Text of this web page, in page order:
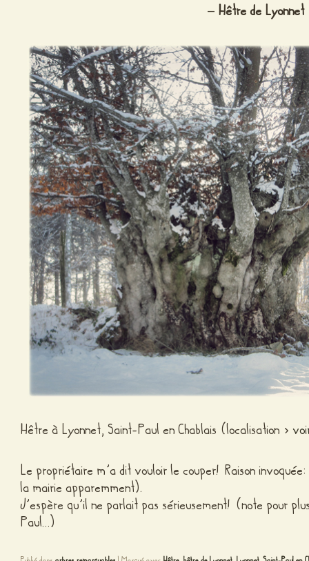
–Hêtre de Lyonnet
Hêtre à Lyonnet, Saint-Paul en Chablais (localisation >
Le propriétaire m’a dit vouloir le couper! Raison
la mairie apparemment).
J’espère qu’il ne parlait pas sérieusement! (note pour
Paul…)